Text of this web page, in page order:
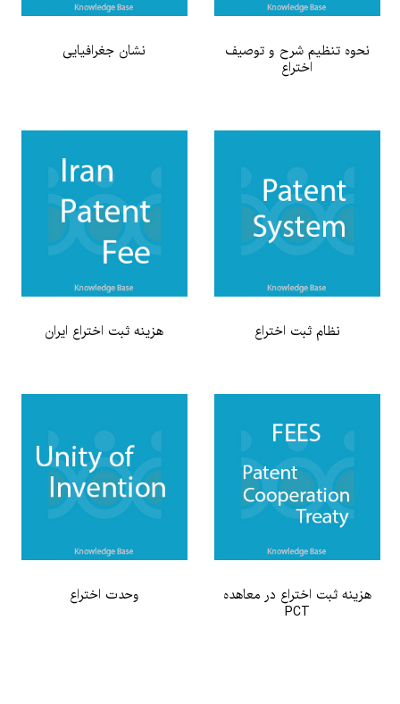
نحوه تنظیم شرح و توصیف
اختراع
نشان جغرافيایی
نظام ثبت اختراع هزینه ثبت اختراع ایران
هزینه ثبت اختراع در معاهده
PCT
وحدت اختراع